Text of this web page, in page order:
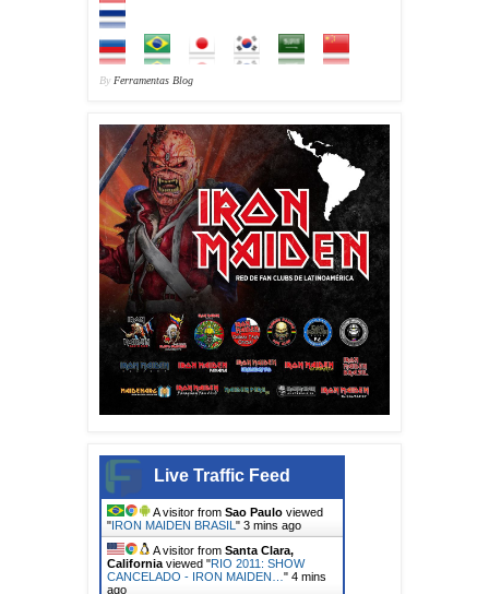
By Ferramentas Blog
Live Traffic Feed
A visitor from Sao Paulo viewed
"IRON MAIDEN BRASIL " 3 mins ago
A visitor from Santa Clara,
California viewed "RIO 2011: SHOW
CANCELADO - IRON MAIDEN… " 4 mins
ago